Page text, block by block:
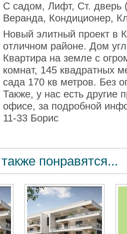
С садом, Лифт, Ст. дверь
Веранда, Кондиционер,
Новый элитный проект в
отличном районе. Дом
Квартира на земле с
комнат, 145 квадратных
сада 170 кв метров. Без
Также, у нас есть другие
офисе, за подробной
11-33 Борис
понравятся...